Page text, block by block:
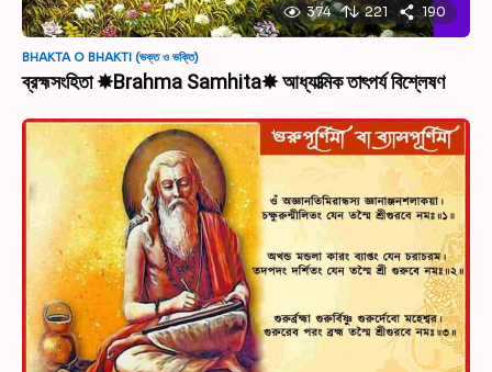
374 221 190
BHAKTA O BHAKTI (ভক্ত ও ভক্তি)
ব্রহ্মসংহিতা ✸Brahma Samhita✸ আধ্যাত্মিক তাৎপর্য বিশ্লেষণ